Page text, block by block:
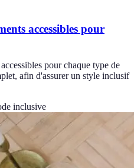
accessibles pour
pour chaque type de
afin d'assurer un style inclusif
inclusive